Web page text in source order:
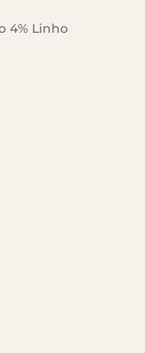
4% Linho